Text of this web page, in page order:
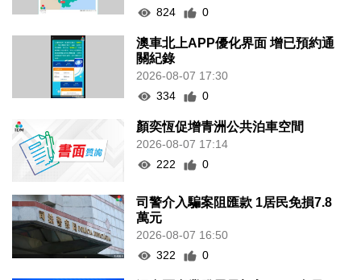
824
0
澳車北上APP優化界面 增已預約通
關紀錄
2026-08-07 17:30
334
0
顏奕恆促增青洲公共泊車空間
2026-08-07 17:14
222
0
司警介入騙案阻匯款 1居民免損7.8
萬元
2026-08-07 16:50
322
0